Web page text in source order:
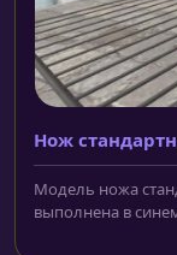
Нож
Модель ножа
выполнена в